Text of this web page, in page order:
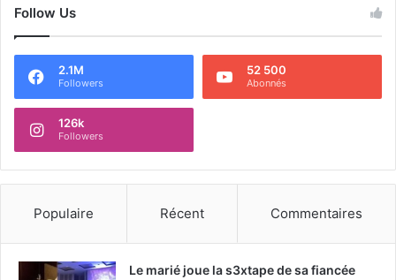
Follow Us
2.1M
Followers
52 500
Abonnés
126k
Followers
Populaire Récent Commentaires
Le marié joue la s3xtape de sa fiancée